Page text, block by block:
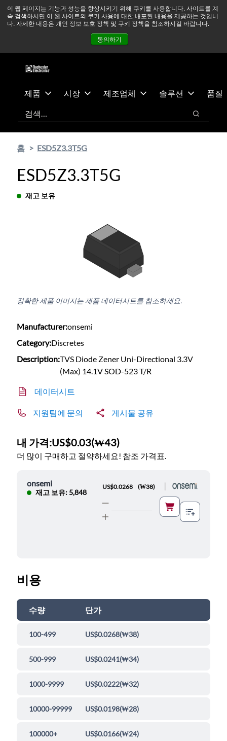
이 웹 페이지는 기능과 성능을 향상시키기 위해 쿠키를 사용합니다. 사이트를 계
속 검색하시면 이 웹 사이트의 쿠키 사용에 대한 내포된 내용을 제공하는 것입니
다. 자세한 내용은 개인 정보 보호 정책 및 쿠키 정책을 참조하시길 바랍니다.
동의하기
츠
건
중동 지역 상황을 지속적으로 주시하고 있으며, 모든 서비스는
정상적으로 운영되고 있습니다. 더 읽어보기 →
뉴스
문의하기
제품 시장 제조업체 솔루션
품질
검색
검색
홈 ESD5Z3.3T5G
ESD5Z3.3T5G
재고 보유
정확한 제품 이미지는 제품 데이터시트를 참조하세요.
Manufacturer:onsemi
Category:Discretes
Description:TVS Diode Zener Uni-Directional 3.3V
(Max) 14.1V SOD-523 T/R
데이터시트
지원팀에 문의 게시물 공유
내 가격:US$0.03(₩43)
더 많이 구매하고 절약하세요! 참조 가격표.
onsemi
재고 보유: 5,848
US$0.0268 (₩38)
비용
수량 단가
100-499 US$0.0268(₩38)
500-999 US$0.0241(₩34)
1000-9999 US$0.0222(₩32)
10000-99999 US$0.0198(₩28)
100000+ US$0.0166(₩24)